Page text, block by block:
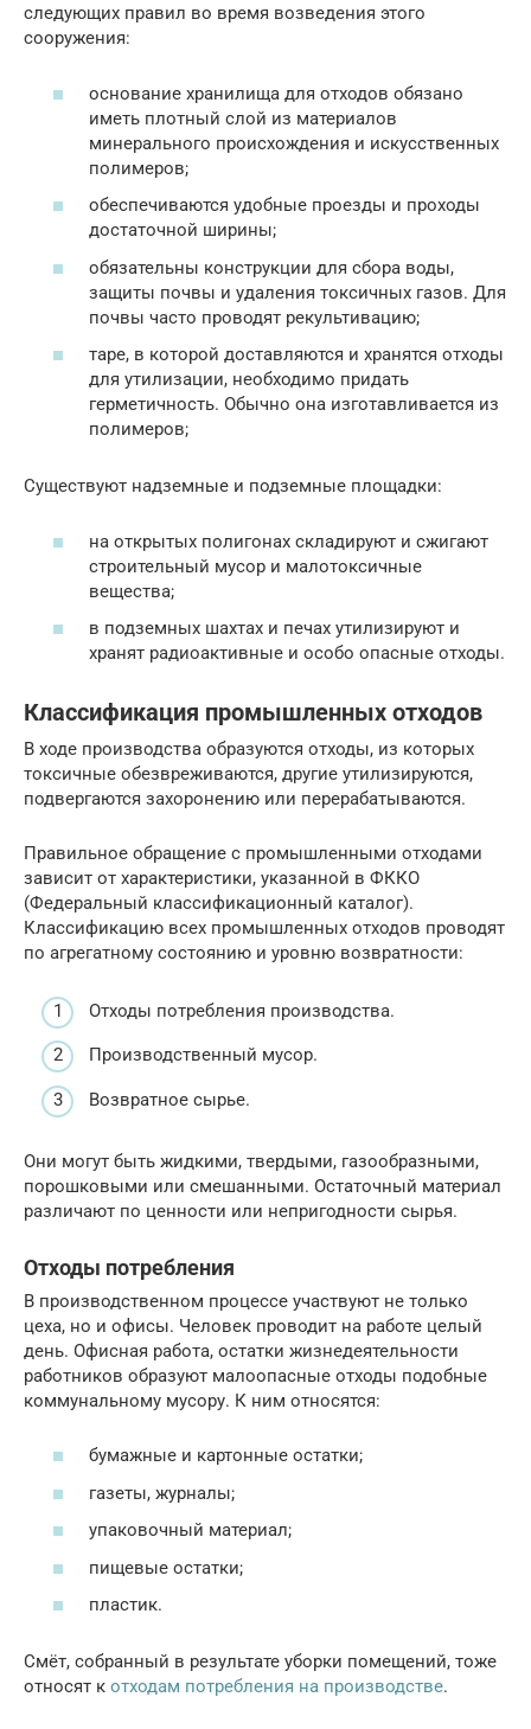
следующих правил во время возведения этого
сооружения:
основание хранилища для отходов обязано
иметь плотный слой из материалов
минерального происхождения и искусственных
полимеров;
обеспечиваются удобные проезды и проходы
достаточной ширины;
обязательны конструкции для сбора воды,
защиты почвы и удаления токсичных газов. Для
почвы часто проводят рекультивацию;
таре, в которой доставляются и хранятся отходы
для утилизации, необходимо придать
герметичность. Обычно она изготавливается из
полимеров;
Существуют надземные и подземные площадки:
на открытых полигонах складируют и сжигают
строительный мусор и малотоксичные
вещества;
в подземных шахтах и печах утилизируют и
хранят радиоактивные и особо опасные отходы.
Классификация промышленных отходов
В ходе производства образуются отходы, из которых
токсичные обезвреживаются, другие утилизируются,
подвергаются захоронению или перерабатываются.
Правильное обращение с промышленными отходами
зависит от характеристики, указанной в ФККО
(Федеральный классификационный каталог).
Классификацию всех промышленных отходов проводят
по агрегатному состоянию и уровню возвратности:
Отходы потребления производства.
Производственный мусор.
Возвратное сырье.
Они могут быть жидкими, твердыми, газообразными,
порошковыми или смешанными. Остаточный материал
различают по ценности или непригодности сырья.
Отходы потребления
В производственном процессе участвуют не только
цеха, но и офисы. Человек проводит на работе целый
день. Офисная работа, остатки жизнедеятельности
работников образуют малоопасные отходы подобные
коммунальному мусору. К ним относятся:
бумажные и картонные остатки;
газеты, журналы;
упаковочный материал;
пищевые остатки;
пластик.
Смёт, собранный в результате уборки помещений, тоже
относят к отходам потребления на производстве.